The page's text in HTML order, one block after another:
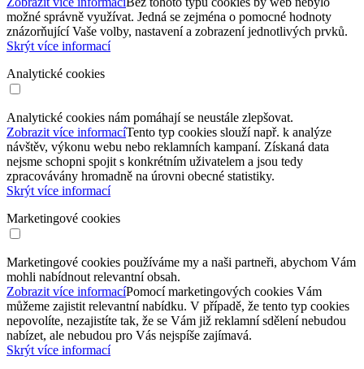
možné správně využívat. Jedná se zejména o pomocné hodnoty
znázorňující Vaše volby, nastavení a zobrazení jednotlivých prvků.
Skrýt více informací
Analytické cookies
Analytické cookies nám pomáhají se neustále zlepšovat.
Zobrazit více informacíTento typ cookies slouží např. k analýze
návštěv, výkonu webu nebo reklamních kampaní. Získaná data
nejsme schopni spojit s konkrétním uživatelem a jsou tedy
zpracovávány hromadně na úrovni obecné statistiky.
Skrýt více informací
Marketingové cookies
Marketingové cookies používáme my a naši partneři, abychom Vám
mohli nabídnout relevantní obsah.
Zobrazit více informacíPomocí marketingových cookies Vám
můžeme zajistit relevantní nabídku. V případě, že tento typ cookies
nepovolíte, nezajistíte tak, že se Vám již reklamní sdělení nebudou
nabízet, ale nebudou pro Vás nejspíše zajímavá.
Skrýt více informací